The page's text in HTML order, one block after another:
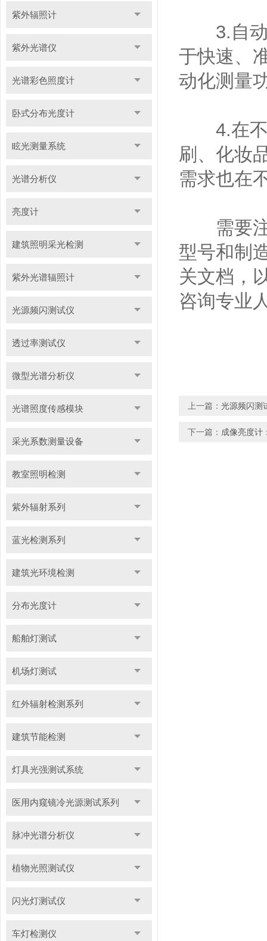
紫外辐照计
紫外光谱仪
光谱彩色照度计
卧式分布光度计
眩光测量系统
光谱分析仪
亮度计
建筑照明采光检测
紫外光谱辐照计
光源频闪测试仪
透过率测试仪
微型光谱分析仪
光谱照度传感模块
采光系数测量设备
教室照明检测
紫外辐射系列
蓝光检测系列
建筑光环境检测
分布光度计
船舶灯测试
机场灯测试
红外辐射检测系列
建筑节能检测
灯具光强测试系统
医用内窥镜冷光源测试系列
脉冲光谱分析仪
植物光照测试仪
闪光灯测试仪
车灯检测仪
3.自动
于快速、
动化测量
4.在不
刷、化妆
需求也在
需要注
型号和制
关文档，
咨询专业
上一篇： 光源频闪测
下一篇： 成像亮度计